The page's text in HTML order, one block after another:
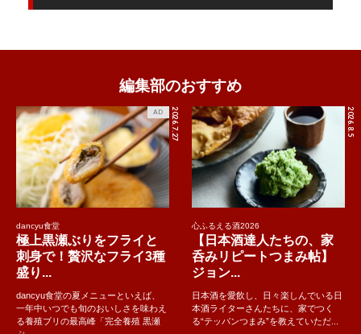
編集部のおすすめ
2026.7.27
AD
dancyu食堂
極上黒瀬ぶりをフライと
刺身で！贅沢なフライ3種
盛り...
dancyu食堂の夏メニューといえば、
一年中いつでも旬のおいしさを味わえ
る養殖ブリの最高峰「完全養殖 黒瀬
2026.8.5
心ふるえる酒2026
【日本酒達人たちの、家
呑みリピートつまみ帖】
ジョン...
日本酒を愛飲し、日々楽しんでいる日
本酒ライターさんたちに、家でつく
る“テッパンつまみ”を教えていただ...